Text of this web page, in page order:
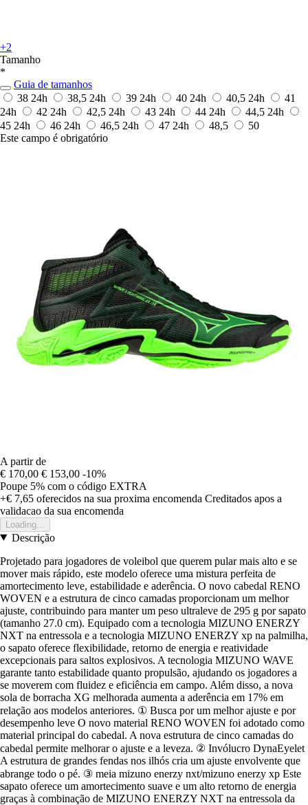
+2
Tamanho
*
Guia de tamanhos
38 24h 38,5 24h 39 24h 40 24h 40,5 24h
41
24h
42 24h 42,5 24h 43 24h 44 24h 44,5 24h
45 24h 46 24h 46,5 24h 47 24h 48,5
50
Este campo é obrigatório
A partir de
€ 170,00 € 153,00 -10%
Poupe 5% com o código EXTRA
+€ 7,65 oferecidos na sua proxima encomenda Creditados apos a
validacao da sua encomenda
Loading...
Descrição
Projetado para jogadores de voleibol que querem pular mais alto e se
mover mais rápido, este modelo oferece uma mistura perfeita de
amortecimento leve, estabilidade e aderência. O novo cabedal RENO
WOVEN e a estrutura de cinco camadas proporcionam um melhor
ajuste, contribuindo para manter um peso ultraleve de 295 g por sapato
(tamanho 27.0 cm). Equipado com a tecnologia MIZUNO ENERZY
NXT na entressola e a tecnologia MIZUNO ENERZY xp na palmilha,
o sapato oferece flexibilidade, retorno de energia e reatividade
excepcionais para saltos explosivos. A tecnologia MIZUNO WAVE
garante tanto estabilidade quanto propulsão, ajudando os jogadores a
se moverem com fluidez e eficiência em campo. Além disso, a nova
sola de borracha XG melhorada aumenta a aderência em 17% em
relação aos modelos anteriores. ① Busca por um melhor ajuste e por
desempenho leve O novo material RENO WOVEN foi adotado como
material principal do cabedal. A nova estrutura de cinco camadas do
cabedal permite melhorar o ajuste e a leveza. ② Invólucro DynaEyelet
A estrutura de grandes fendas nos ilhós cria um ajuste envolvente que
abrange todo o pé. ③ meia mizuno enerzy nxt/mizuno enerzy xp Este
sapato oferece um amortecimento suave e um alto retorno de energia
graças à combinação de MIZUNO ENERZY NXT na entressola da